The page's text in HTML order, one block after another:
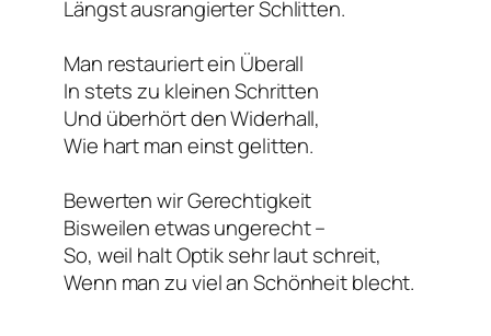
Längst ausrangierter Schlitten.
Man restauriert ein Überall
In stets zu kleinen Schritten
Und überhört den Widerhall,
Wie hart man einst gelitten.
Bewerten wir Gerechtigkeit
Bisweilen etwas ungerecht –
So, weil halt Optik sehr laut schreit,
Wenn man zu viel an Schönheit blecht.